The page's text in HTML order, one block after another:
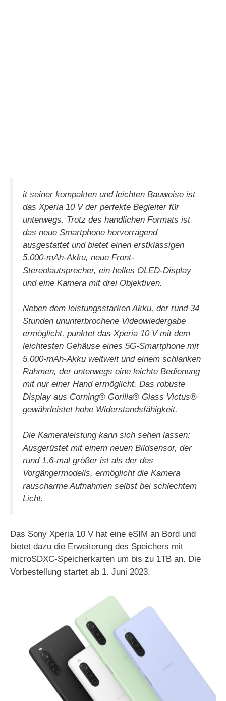
it seiner kompakten und leichten Bauweise ist
das Xperia 10 V der perfekte Begleiter für
unterwegs. Trotz des handlichen Formats ist
das neue Smartphone hervorragend
ausgestattet und bietet einen erstklassigen
5.000-mAh-Akku, neue Front-
Stereolautsprecher, ein helles OLED-Display
und eine Kamera mit drei Objektiven.
Neben dem leistungsstarken Akku, der rund 34
Stunden ununterbrochene Videowiedergabe
ermöglicht, punktet das Xperia 10 V mit dem
leichtesten Gehäuse eines 5G-Smartphone mit
5.000-mAh-Akku weltweit und einem schlanken
Rahmen, der unterwegs eine leichte Bedienung
mit nur einer Hand ermöglicht. Das robuste
Display aus Corning® Gorilla® Glass Victus®
gewährleistet hohe Widerstandsfähigkeit.
Die Kameraleistung kann sich sehen lassen:
Ausgerüstet mit einem neuen Bildsensor, der
rund 1,6-mal größer ist als der des
Vorgängermodells, ermöglicht die Kamera
rauscharme Aufnahmen selbst bei schlechtem
Licht.
Das Sony Xperia 10 V hat eine eSIM an Bord und
bietet dazu die Erweiterung des Speichers mit
microSDXC-Speicherkarten um bis zu 1TB an. Die
Vorbestellung startet ab 1. Juni 2023.